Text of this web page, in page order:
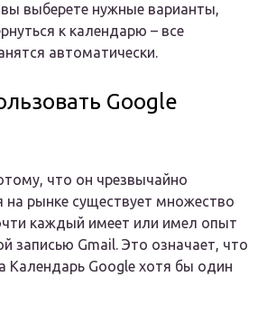
вы выберете нужные варианты,
к календарю – все
автоматически.
Google
что он чрезвычайно
на рынке существует множество
каждый имеет или имел опыт
записью Gmail. Это означает, что
Календарь Google хотя бы один